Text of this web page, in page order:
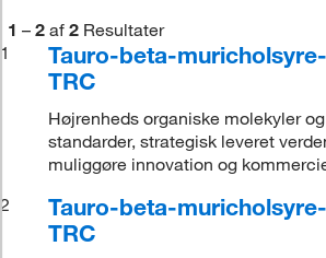
1 – 2 af 2 Resultater
1
Tauro-beta-
TRC
Højrenheds organiske molekyler
standarder, strategisk leveret
muliggøre innovation og
2
Tauro-beta-
TRC